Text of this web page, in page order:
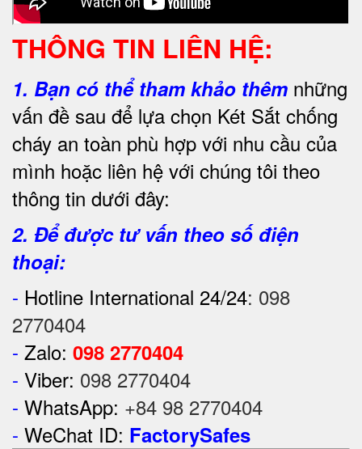
THÔNG TIN LIÊN HỆ:
1. Bạn có thể tham khảo thêm những
vấn đề sau để lựa chọn Két Sắt chống
cháy an toàn phù hợp với nhu cầu của
mình hoặc liên hệ với chúng tôi theo
thông tin dưới đây:
2. Để được tư vấn theo số điện
thoại:
- Hotline International 24/24: 098
2770404
- Zalo: 098 2770404
- Viber: 098 2770404
- WhatsApp: +84 98 2770404
- WeChat ID: FactorySafes